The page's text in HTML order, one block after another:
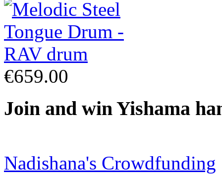
€659.00
Join and win Yishama
Nadishana's Crowdfunding